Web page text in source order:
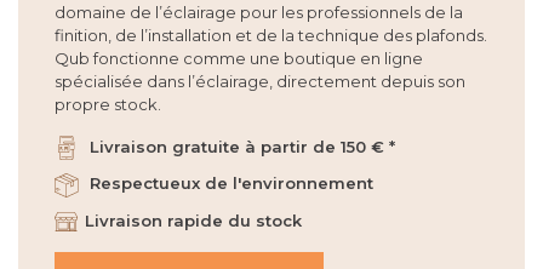
domaine de l’éclairage pour les professionnels de la
finition, de l’installation et de la technique des plafonds.
Qub fonctionne comme une boutique en ligne
spécialisée dans l’éclairage, directement depuis son
propre stock.
Livraison gratuite à partir de 150 € *
Respectueux de l'environnement
Livraison rapide du stock